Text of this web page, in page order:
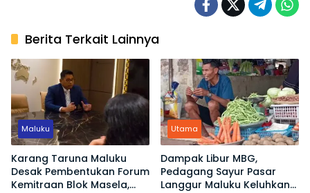
Berita Terkait Lainnya
Maluku
Karang Taruna Maluku
Desak Pembentukan Forum
Kemitraan Blok Masela,
Utama
Dampak Libur MBG,
Pedagang Sayur Pasar
Langgur Maluku Keluhkan